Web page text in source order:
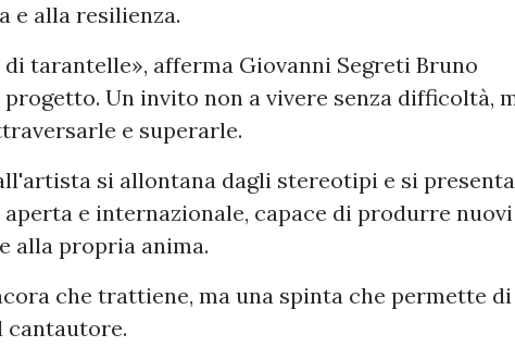
e alla resilienza.
tarantelle», afferma Giovanni Segreti Bruno
Un invito non a vivere senza difficoltà,
e superarle.
si allontana dagli stereotipi e si presenta
e internazionale, capace di produrre nuovi
alla propria anima.
che trattiene, ma una spinta che permette di
cantautore.